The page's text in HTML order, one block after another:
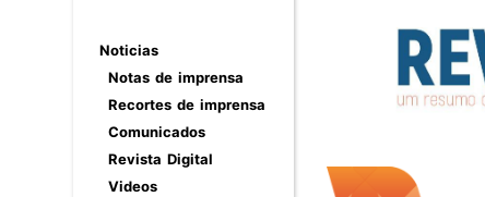
Noticias
Notas de imprensa
Recortes de imprensa
Comunicados
Revista Digital
Videos